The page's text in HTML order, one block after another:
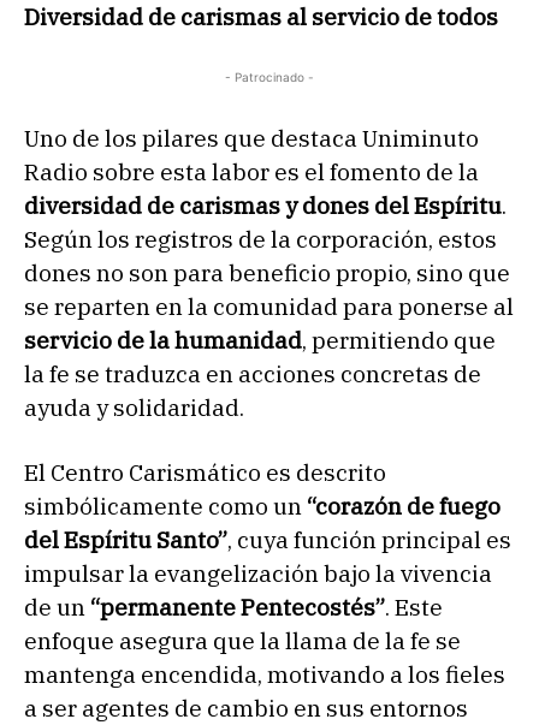
Diversidad de carismas al servicio de todos
- Patrocinado -
Uno de los pilares que destaca Uniminuto
Radio sobre esta labor es el fomento de la
diversidad de carismas y dones del Espíritu.
Según los registros de la corporación, estos
dones no son para beneficio propio, sino que
se reparten en la comunidad para ponerse al
servicio de la humanidad, permitiendo que
la fe se traduzca en acciones concretas de
ayuda y solidaridad.
El Centro Carismático es descrito
simbólicamente como un “corazón de fuego
del Espíritu Santo”, cuya función principal es
impulsar la evangelización bajo la vivencia
de un “permanente Pentecostés”. Este
enfoque asegura que la llama de la fe se
mantenga encendida, motivando a los fieles
a ser agentes de cambio en sus entornos